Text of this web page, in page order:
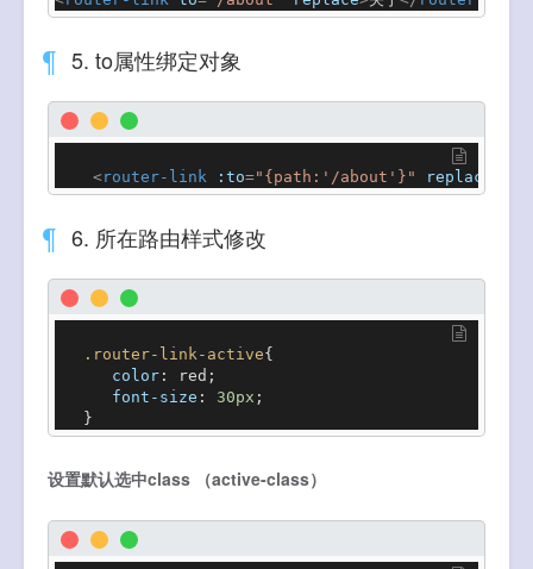
5. to属性绑定对象
<router-link :to="{path:'/about'}" replace
6. 所在路由样式修改
.router-link-active{
color : red;
font-size : 30px ;
   }
设置默认选中class （active-class）